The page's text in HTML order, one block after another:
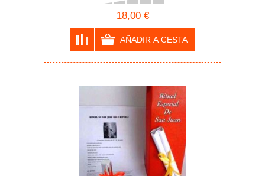
18,00 €